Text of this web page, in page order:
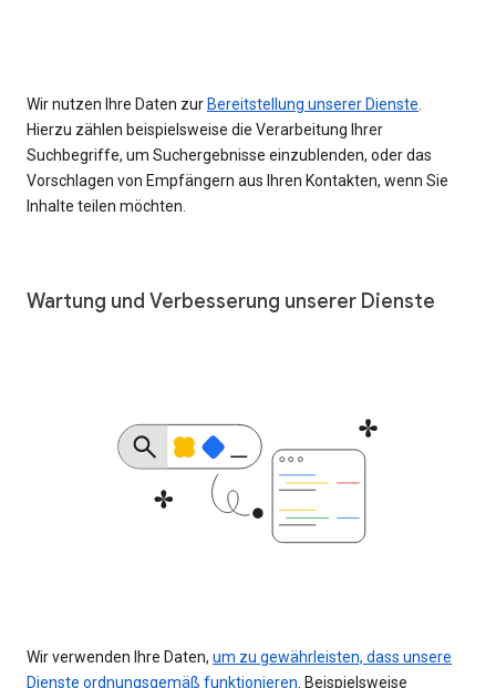
Wir nutzen Ihre Daten zur Bereitstellung unserer Dienste
Hierzu zählen beispielsweise die Verarbeitung Ihrer
Suchbegriffe, um Suchergebnisse einzublenden, oder das
Vorschlagen von Empfängern aus Ihren Kontakten, wenn Sie
Inhalte teilen möchten.
Wartung und Verbesserung unserer Dienste
Wir verwenden Ihre Daten, um zu gewährleisten, dass unsere
Dienste ordnungsgemäß funktionieren . Beispielsweise